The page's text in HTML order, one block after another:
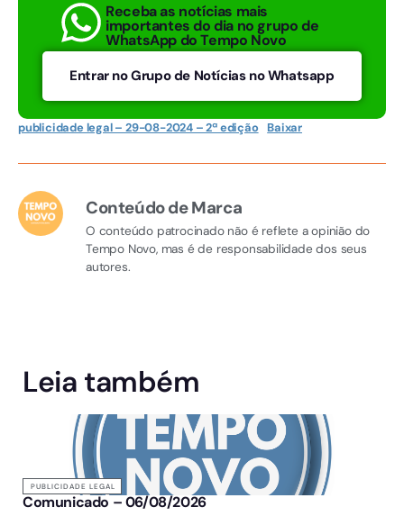
Receba as notícias mais
importantes do dia no grupo de
WhatsApp do Tempo Novo
Entrar no Grupo de Notícias no Whatsapp
publicidade legal – 29-08-2024 – 2ª edição Baixar
Conteúdo de Marca
O conteúdo patrocinado não é reflete a opinião do
Tempo Novo, mas é de responsabilidade dos seus
autores.
Leia também
PUBLICIDADE LEGAL
Comunicado – 06/08/2026